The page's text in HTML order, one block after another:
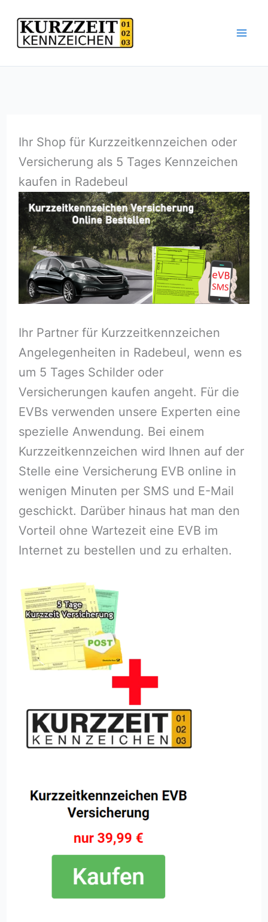
Inhalt
springen
Ihr Shop für Kurzzeitkennzeichen oder
Versicherung als 5 Tages Kennzeichen
kaufen in Radebeul
Ihr Partner für Kurzzeitkennzeichen
Angelegenheiten in Radebeul, wenn es
um 5 Tages Schilder oder
Versicherungen kaufen angeht. Für die
EVBs verwenden unsere Experten eine
spezielle Anwendung. Bei einem
Kurzzeitkennzeichen wird Ihnen auf der
Stelle eine Versicherung EVB online in
wenigen Minuten per SMS und E-Mail
geschickt. Darüber hinaus hat man den
Vorteil ohne Wartezeit eine EVB im
Internet zu bestellen und zu erhalten.